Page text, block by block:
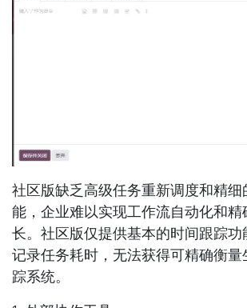
社区版缺乏高级任务重新调度和精细
能，企业难以实现工作流自动化和精
长。社区版仅提供基本的时间跟踪功
记录任务耗时，无法获得可精确衡量
踪系统。